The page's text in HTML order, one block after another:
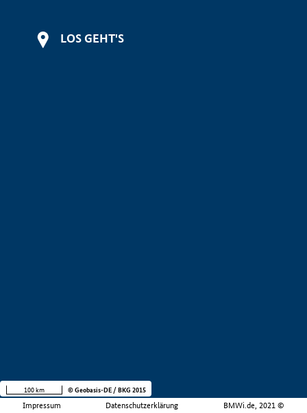
LOS GEHT'S
Impressum Datenschutzerklärung BMWi.de, 2021 ©
100 km © Geobasis-DE / BKG 2015